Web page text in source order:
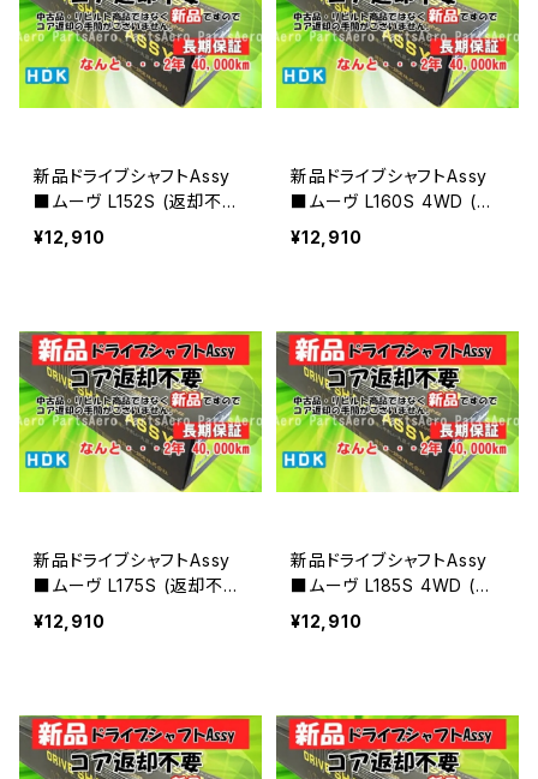
新品ドライブシャフトAssy
■ムーヴ L152S (返却不
要)
¥12,910
新品ドライブシャフトAssy
■ムーヴ L160S 4WD (返
却不要)
¥12,910
新品ドライブシャフトAssy
■ムーヴ L175S (返却不
要)
¥12,910
新品ドライブシャフトAssy
■ムーヴ L185S 4WD (返
却不要)
¥12,910